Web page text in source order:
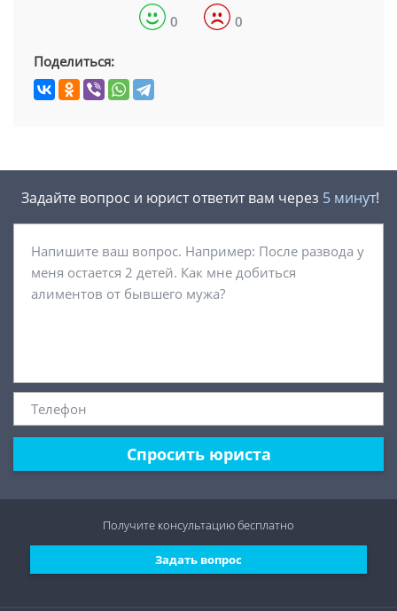
0 0
Поделиться:
Задайте вопрос и юрист ответит вам через 5 минут!
Спросить юриста
Задать вопрос
Получите консультациюбесплатно